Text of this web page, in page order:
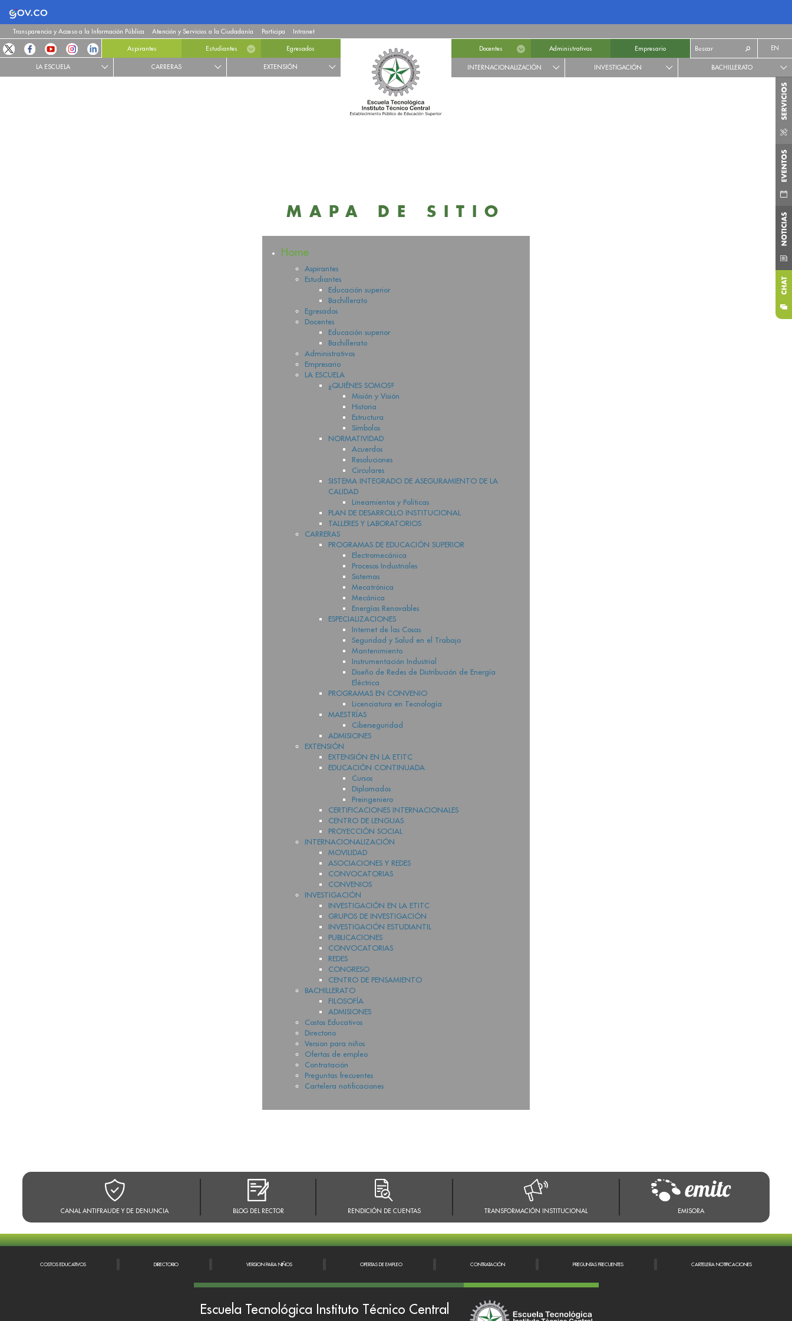
Logo Gobierno de Colombia
Transparencia y Acceso a la Información Pública Atención y Servicios a la Ciudadanía Participa Intranet
Aspirantes Estudiantes Egresados
LA ESCUELA CARRERAS EXTENSIÓN
Docentes Administrativos Empresario EN
INTERNACIONALIZACIÓN INVESTIGACIÓN BACHILLERATO
CANAL ANTIFRAUDE Y DE DENUNCIA BLOG DEL RECTOR RENDICIÓN DE CUENTAS TRANSFORMACIÓN INSTITUCIONAL EMISORA
MAPA DE SITIO
Home
Aspirantes
Estudiantes
Educación superior
Bachillerato
Egresados
Docentes
Educación superior
Bachillerato
Administrativos
Empresario
LA ESCUELA
¿QUIÉNES SOMOS?
Misión y Visión
Historia
Estructura
Símbolos
NORMATIVIDAD
Acuerdos
Resoluciones
Circulares
SISTEMA INTEGRADO DE ASEGURAMIENTO DE LA
CALIDAD
Lineamientos y Políticas
PLAN DE DESARROLLO INSTITUCIONAL
TALLERES Y LABORATORIOS
CARRERAS
PROGRAMAS DE EDUCACIÓN SUPERIOR
Electromecánica
Procesos Industriales
Sistemas
Mecatrónica
Mecánica
Energías Renovables
ESPECIALIZACIONES
Internet de las Cosas
Seguridad y Salud en el Trabajo
Mantenimiento
Instrumentación Industrial
Diseño de Redes de Distribución de Energía
Eléctrica
PROGRAMAS EN CONVENIO
Licenciatura en Tecnología
MAESTRÍAS
Ciberseguridad
ADMISIONES
EXTENSIÓN
EXTENSIÓN EN LA ETITC
EDUCACIÓN CONTINUADA
Cursos
Diplomados
Preingeniero
CERTIFICACIONES INTERNACIONALES
CENTRO DE LENGUAS
PROYECCIÓN SOCIAL
INTERNACIONALIZACIÓN
MOVILIDAD
ASOCIACIONES Y REDES
CONVOCATORIAS
CONVENIOS
INVESTIGACIÓN
INVESTIGACIÓN EN LA ETITC
GRUPOS DE INVESTIGACIÓN
INVESTIGACIÓN ESTUDIANTIL
PUBLICACIONES
CONVOCATORIAS
REDES
CONGRESO
CENTRO DE PENSAMIENTO
BACHILLERATO
FILOSOFÍA
ADMISIONES
Costos Educativos
Directorio
Version para niños
Ofertas de empleo
Contratación
Preguntas frecuentes
Cartelera notificaciones
COSTOS EDUCATIVOS DIRECTORIO VERSION PARA NIÑOS OFERTAS DE EMPLEO CONTRATACIÓN PREGUNTAS FRECUENTES CARTELERA NOTIFICACIONES
Escuela Tecnológica Instituto Técnico Central